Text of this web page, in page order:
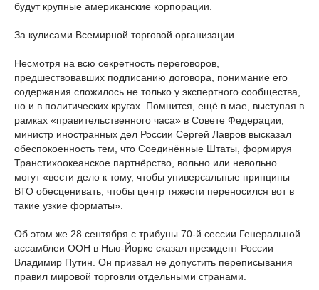
будут крупные американские корпорации.
За кулисами Всемирной торговой организации
Несмотря на всю секретность переговоров,
предшествовавших подписанию договора, понимание его
содержания сложилось не только у экспертного сообщества,
но и в политических кругах. Помнится, ещё в мае, выступая в
рамках «правительственного часа» в Совете Федерации,
министр иностранных дел России Сергей Лавров высказал
обеспокоенность тем, что Соединённые Штаты, формируя
Транстихоокеанское партнёрство, вольно или невольно
могут «вести дело к тому, чтобы универсальные принципы
ВТО обесценивать, чтобы центр тяжести переносился вот в
такие узкие форматы».
Об этом же 28 сентября с трибуны 70-й сессии Генеральной
ассамблеи ООН в Нью-Йорке сказал президент России
Владимир Путин. Он призвал не допустить переписывания
правил мировой торговли отдельными странами.